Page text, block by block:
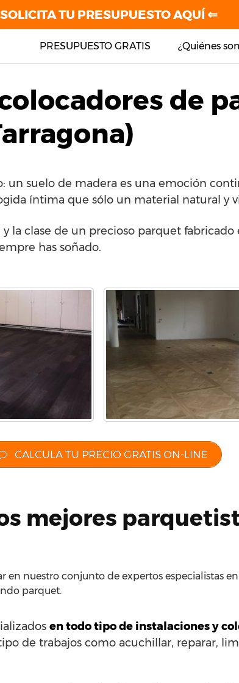
PRESUPUESTO GRATIS ¿Quiénes
de
un suelo de madera es una emoción
íntima que sólo un material natural y
la clase de un precioso parquet
has soñado.
CALCULA TU PRECIO GRATIS ON-LINE
mejores
en nuestro conjunto de expertos especialistas
parquet.
en todo tipo de instalaciones y
de trabajos como acuchillar, reparar,
SOLICITA TU PRESUPUESTO AQUÍ ⇐